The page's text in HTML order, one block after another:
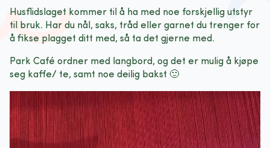
Husflidslaget kommer til å ha med noe forskjellig utstyr
til bruk. Har du nål, saks, tråd eller garnet du trenger for
å fikse plagget ditt med, så ta det gjerne med.
Park Café ordner med langbord, og det er mulig å kjøpe
seg kaffe/ te, samt noe deilig bakst 🙂